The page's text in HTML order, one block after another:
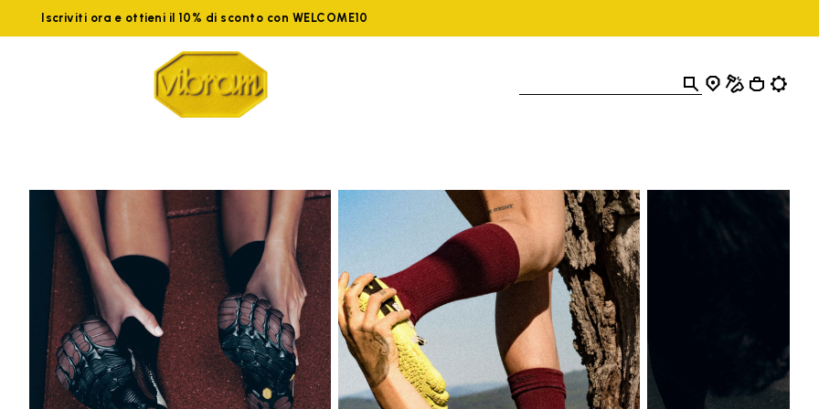
Iscriviti ora e ottieni il 10% di sconto con WELCOME10